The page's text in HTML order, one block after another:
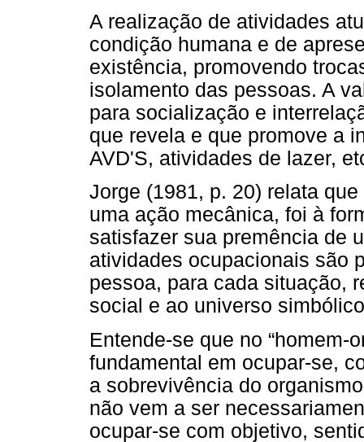
A realização de atividades
condição humana e de
existência, promovendo
isolamento das pessoas. A
para socialização e
que revela e que promove a
AVD'S, atividades de lazer,
Jorge (1981, p. 20) relata
uma ação mecânica, foi à
satisfazer sua premência de
atividades ocupacionais são
pessoa, para cada situação,
social e ao universo
Entende-se que no “homem-
fundamental em ocupar-se,
a sobrevivência do
não vem a ser
ocupar-se com objetivo,